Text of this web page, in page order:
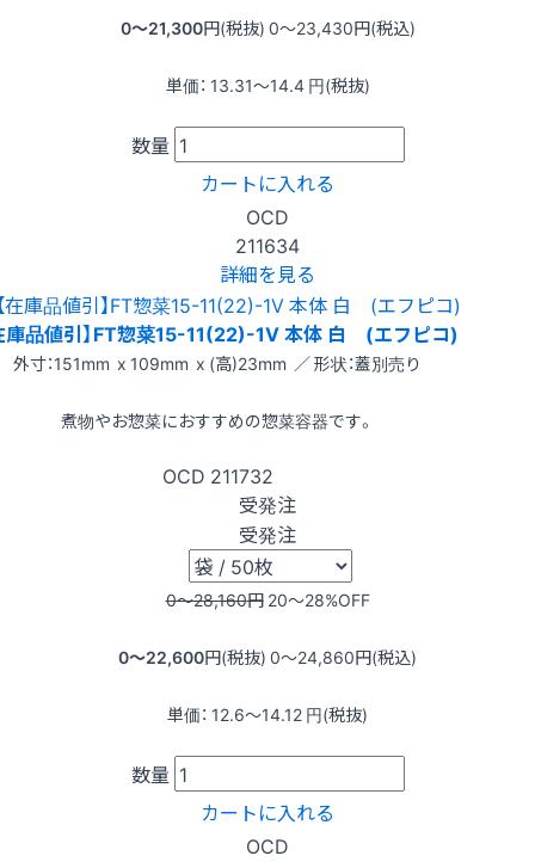
0〜21,300円(税抜) 0〜23,430円(税込)
単価： 13.31〜14.4 円(税抜)
数量
カートに入れる
OCD
211634
詳細を見る
庫品値引】FT惣菜15-11(22)-1V 本体 白 (エフピコ)
外寸：151mm x 109mm x (高)23mm ／ 形状：蓋別売り
煮物やお惣菜におすすめの惣菜容器です。
OCD 211732
受発注
受発注
0〜28,160円 20〜28%OFF
0〜22,600円(税抜) 0〜24,860円(税込)
単価： 12.6〜14.12 円(税抜)
数量
カートに入れる
OCD